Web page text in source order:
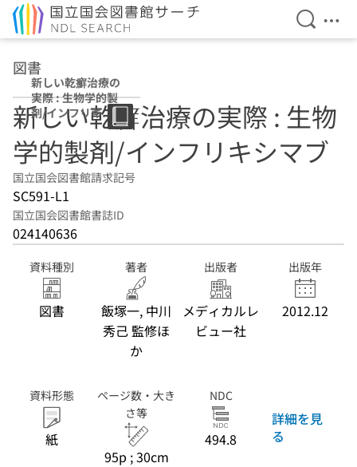
検索を
メ
図書
新しい乾癬治療の
実際 : 生物学的製
剤/インフリキシ
マブ
新しい乾癬治療の実際 : 生物
学的製剤/インフリキシマブ
国立国会図書館請求記号
SC591-L1
国立国会図書館書誌ID
024140636
資料種別
図書
著者
飯塚一, 中川
秀己 監修ほ
か
出版者
メディカルレ
ビュー社
出版年
2012.12
資料形態
紙
ページ数・大き
さ等
95p ; 30cm
NDC
494.8
詳細を見
る